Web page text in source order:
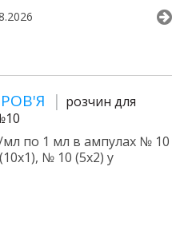
розчин для
мл по 1 мл в ампулах № 10
№ 10 (5х2) у